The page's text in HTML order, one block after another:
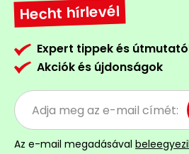
Hecht hírlevél
Expert tippek és
Akciók és újdonságok
Az e-mail megadásával